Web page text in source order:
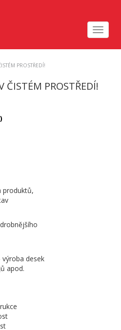
Toggle
PROSTŘEDÍ!
ČISTÉM PROSTŘEDÍ!
produktů,
výroba desek
apod.